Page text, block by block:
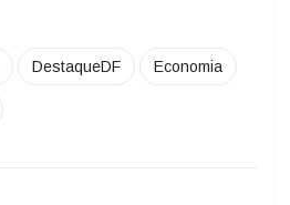
DestaqueDF Economia